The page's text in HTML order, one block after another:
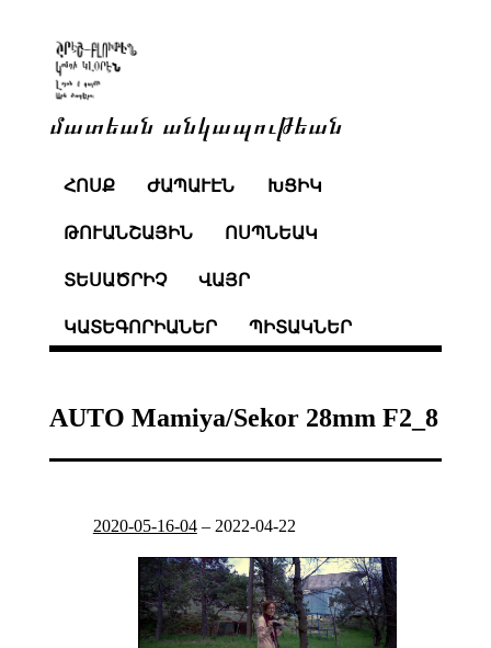
մատեան անկապութեան
ՀՈՍՔ ԺԱՊԱՒԷՆ ԽՑԻԿ
ԹՈՒԱՆՇԱՅԻՆ ՈՍՊՆԵԱԿ
ՏԵՍԱԾՐԻՉ ՎԱՅՐ
ԿԱՏԵԳՈՐԻԱՆԵՐ ՊԻՏԱԿՆԵՐ
AUTO Mamiya/Sekor 28mm F2_8
2020-05-16-04– 2022-04-22